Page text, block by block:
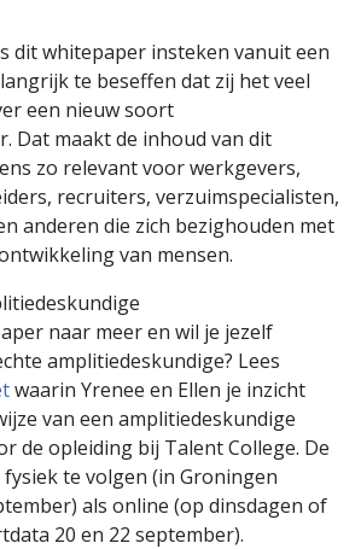
dit whitepaper insteken vanuit een
te beseffen dat zij het veel
een nieuw soort
Dat maakt de inhoud van dit
zo relevant voor werkgevers,
recruiters, verzuimspecialisten,
anderen die zich bezighouden met
van mensen.
naar meer en wil je jezelf
amplitiedeskundige? Lees
waarin Yrenee en Ellen je inzicht
van een amplitiedeskundige
de opleiding bij Talent College. De
te volgen (in Groningen
als online (op dinsdagen of
20 en 22 september).